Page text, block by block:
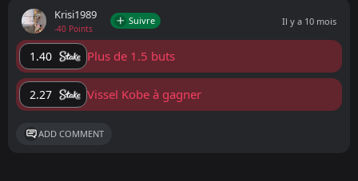
Krisi1989
-40 Points
Suivre Il y a 10 mois
1.40 Plus de 1.5 buts
2.27 Vissel Kobe à gagner
ADD COMMENT